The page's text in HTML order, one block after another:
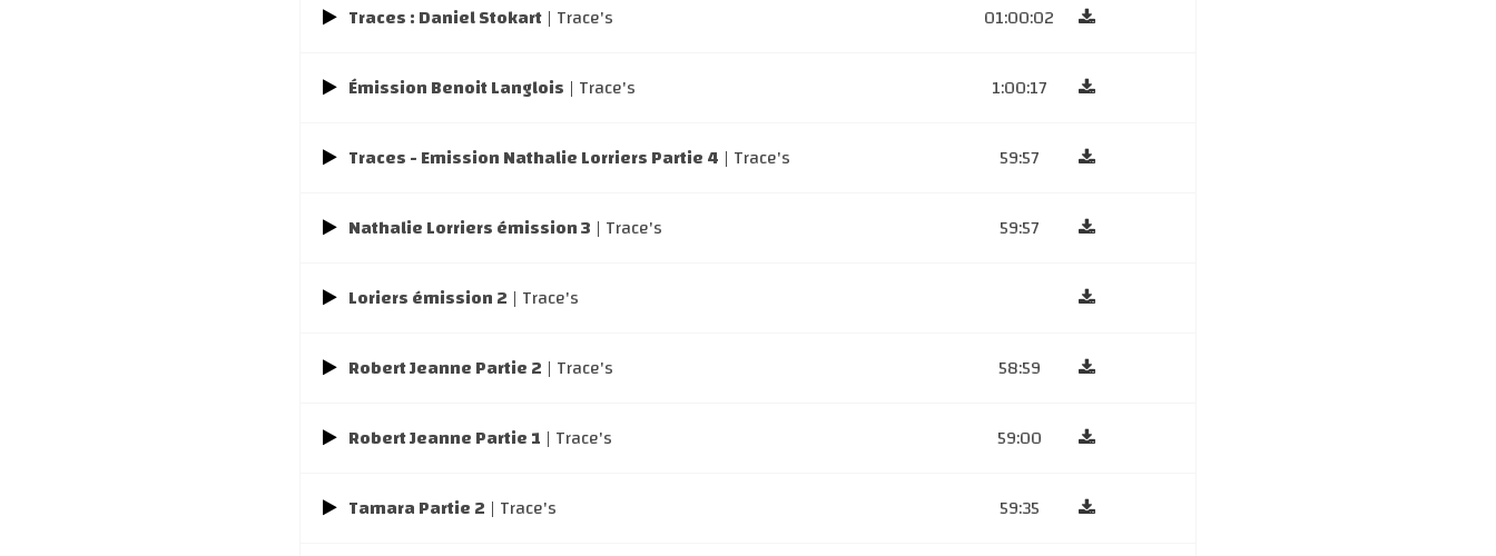
Traces : Daniel Stokart | Trace's 01:00:02
Émission Benoit Langlois | Trace's 1:00:17
Traces - Emission Nathalie Lorriers Partie 4 | Trace's 59:57
Nathalie Lorriers émission 3 | Trace's 59:57
Loriers émission 2 | Trace's
Robert Jeanne Partie 2 | Trace's 58:59
Robert Jeanne Partie 1 | Trace's 59:00
Tamara Partie 2 | Trace's 59:35